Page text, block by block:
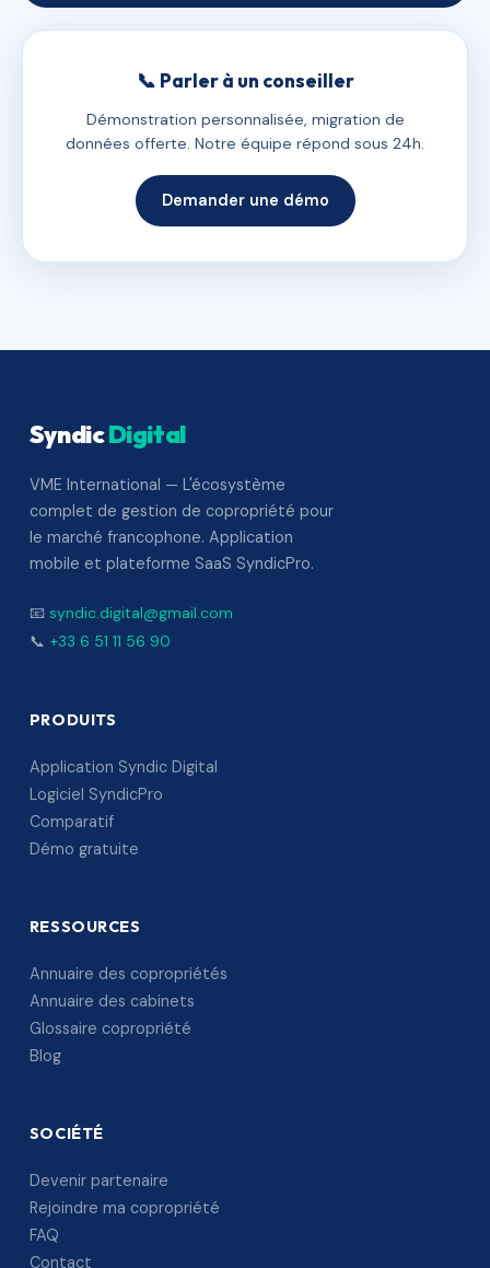
📞 Parler à un conseiller
Démonstration personnalisée, migration de
données offerte. Notre équipe répond sous 24h.
Demander une démo
SyndicDigital
VME International — L'écosystème
complet de gestion de copropriété pour
le marché francophone. Application
mobile et plateforme SaaS SyndicPro.
📧 syndic.digital@gmail.com
📞 +33 6 51 11 56 90
PRODUITS
Application Syndic Digital
Logiciel SyndicPro
Comparatif
Démo gratuite
RESSOURCES
Annuaire des copropriétés
Annuaire des cabinets
Glossaire copropriété
Blog
SOCIÉTÉ
Devenir partenaire
Rejoindre ma copropriété
FAQ
Contact